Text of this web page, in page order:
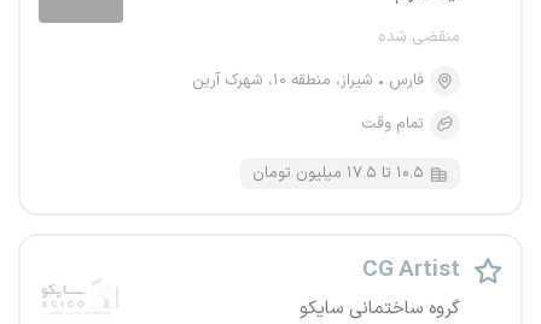
منقضی شده
فارس
شیراز، منطقه ۱۰، شهرک آرین
تمام وقت
۱۰.۵ تا ۱۷.۵ میلیون تومان
CG Artist
گروه ساختمانی سایکو